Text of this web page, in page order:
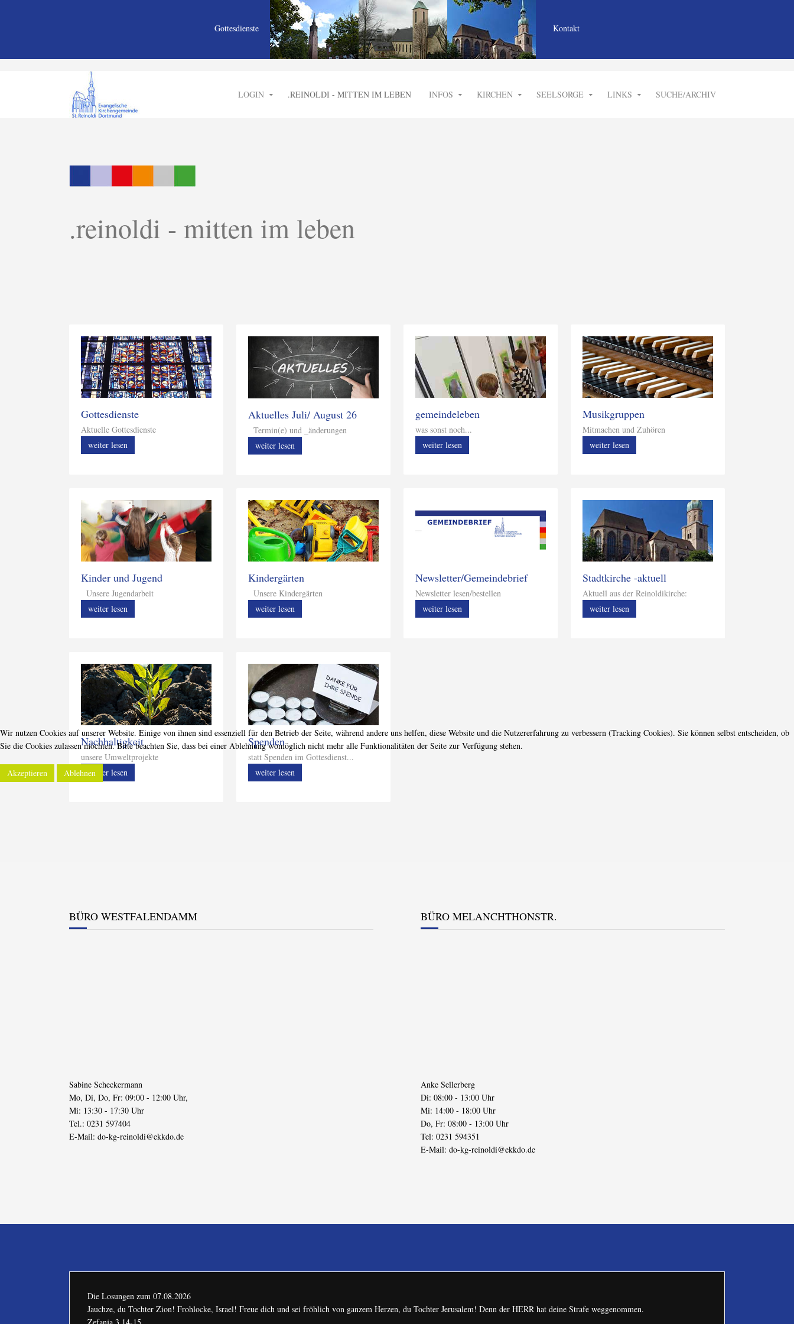
Gottesdienste Kontakt
LOGIN .REINOLDI - MITTEN IM LEBEN INFOS KIRCHEN SEELSORGE LINKS SUCHE/ARCHIV
.reinoldi - mitten im leben
Gottesdienste
Aktuelle Gottesdienste
weiter lesen
Aktuelles Juli/ August 26
Termin(e) und _änderungen
weiter lesen
gemeindeleben
was sonst noch...
weiter lesen
Musikgruppen
Mitmachen und Zuhören
weiter lesen
Kinder und Jugend
Unsere Jugendarbeit
weiter lesen
Kindergärten
Unsere Kindergärten
weiter lesen
Newsletter/Gemeindebrief
Newsletter lesen/bestellen
weiter lesen
Stadtkirche -aktuell
Aktuell aus der Reinoldikirche:
weiter lesen
Nachhaltigkeit
unsere Umweltprojekte
weiter lesen
Spenden
statt Spenden im Gottesdienst...
weiter lesen
BÜRO WESTFALENDAMM
Sabine Scheckermann
Mo, Di, Do, Fr: 09:00 - 12:00 Uhr,
Mi: 13:30 - 17:30 Uhr
Tel.: 0231 597404
E-Mail: do-kg-reinoldi@ekkdo.de
BÜRO MELANCHTHONSTR.
Anke Sellerberg
Di: 08:00 - 13:00 Uhr
Mi: 14:00 - 18:00 Uhr
Do, Fr: 08:00 - 13:00 Uhr
Tel: 0231 594351
E-Mail: do-kg-reinoldi@ekkdo.de
Die Losungen zum 07.08.2026
Jauchze, du Tochter Zion! Frohlocke, Israel! Freue dich und sei fröhlich von ganzem Herzen, du Tochter Jerusalem! Denn der HERR hat deine Strafe weggenommen.
Wir nutzen Cookies auf unserer Website. Einige von ihnen sind essenziell für den Betrieb der Seite, während andere uns helfen, diese Website und die Nutzererfahrung zu verbessern (Tracking Cookies). Sie können selbst entscheiden, ob
Sie die Cookies zulassen möchten. Bitte beachten Sie, dass bei einer Ablehnung womöglich nicht mehr alle Funktionalitäten der Seite zur Verfügung stehen.
Akzeptieren Ablehnen